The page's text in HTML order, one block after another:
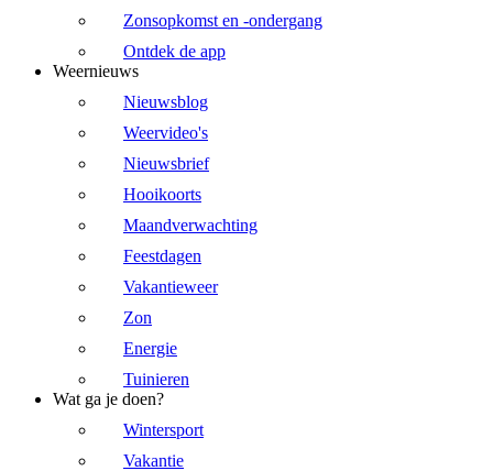
Zonsopkomst en -ondergang
Ontdek de app
Weernieuws
Nieuwsblog
Weervideo's
Nieuwsbrief
Hooikoorts
Maandverwachting
Feestdagen
Vakantieweer
Zon
Energie
Tuinieren
Wat ga je doen?
Wintersport
Vakantie